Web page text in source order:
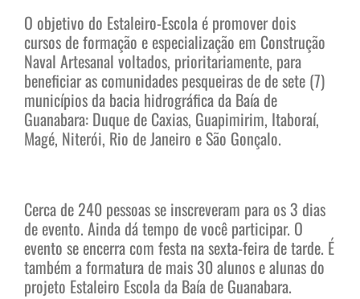
O objetivo do Estaleiro-Escola é promover dois
cursos de formação e especialização em Construção
Naval Artesanal voltados, prioritariamente, para
beneficiar as comunidades pesqueiras de de sete (7)
municípios da bacia hidrográfica da Baía de
Guanabara: Duque de Caxias, Guapimirim, Itaboraí,
Magé, Niterói, Rio de Janeiro e São Gonçalo.
Cerca de 240 pessoas se inscreveram para os 3 dias
de evento. Ainda dá tempo de você participar. O
evento se encerra com festa na sexta-feira de tarde. É
também a formatura de mais 30 alunos e alunas do
projeto Estaleiro Escola da Baía de Guanabara.